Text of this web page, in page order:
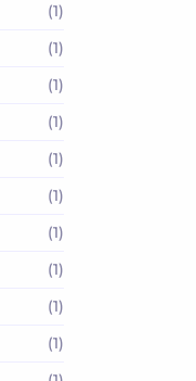
(1)
(1)
(1)
(1)
(1)
(1)
(1)
(1)
(1)
(1)